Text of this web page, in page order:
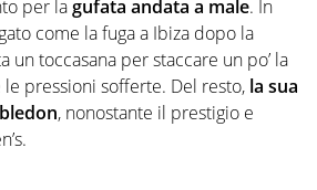
per lagufata andata a male. In
come la fuga a Ibiza dopo la
un toccasana per staccare un po’ la
pressioni sofferte. Del resto, la sua
, nonostante il prestigio e